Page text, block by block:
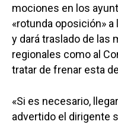
mociones en los
«rotunda oposición»
y dará traslado de las
regionales como al
tratar de frenar esta
«Si es necesario,
advertido el dirigente